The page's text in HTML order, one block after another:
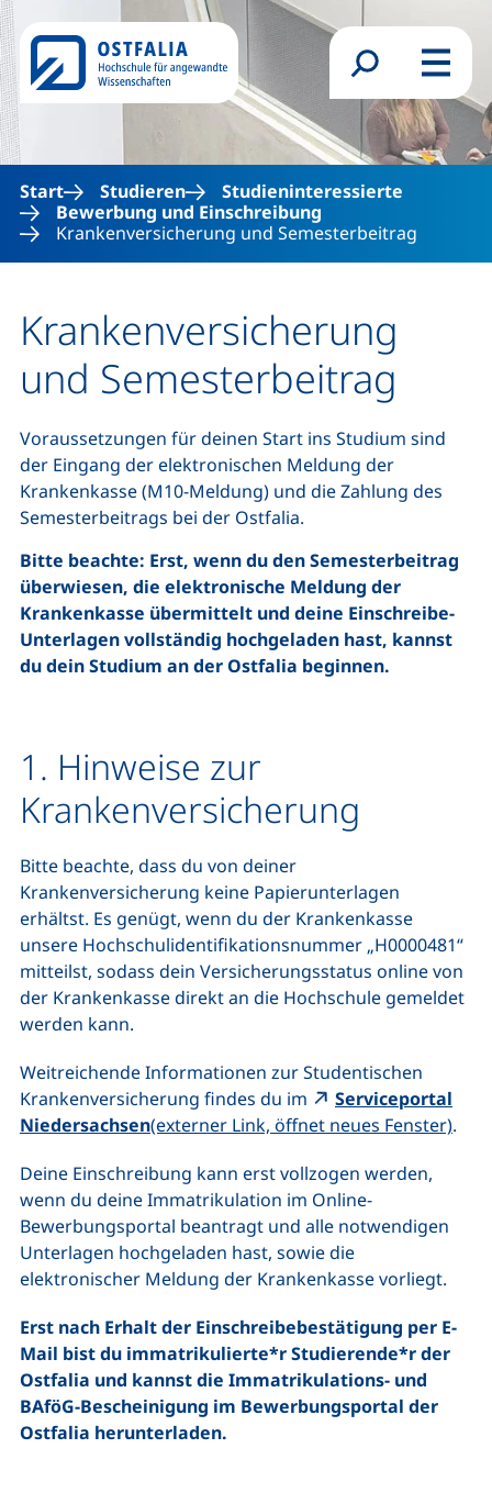
Direkt zum Inhalt
Suchformular
Menü
Start Studieren
Studieninteressierte
Bewerbung und Einschreibung
Krankenversicherung und Semesterbeitrag
Krankenversicherung
und Semesterbeitrag
Voraussetzungen für deinen Start ins Studium sind
der Eingang der elektronischen Meldung der
Krankenkasse (M10-Meldung) und die Zahlung des
Semesterbeitrags bei der Ostfalia.
Bitte beachte: Erst, wenn du den Semesterbeitrag
überwiesen, die elektronische Meldung der
Krankenkasse übermittelt und deine Einschreibe-
Unterlagen vollständig hochgeladen hast, kannst
du dein Studium an der Ostfalia beginnen.
1. Hinweise zur
Krankenversicherung
Bitte beachte, dass du von deiner
Krankenversicherung keine Papierunterlagen
erhältst. Es genügt, wenn du der Krankenkasse
unsere Hochschulidentifikationsnummer „H0000481“
mitteilst, sodass dein Versicherungsstatus online von
der Krankenkasse direkt an die Hochschule gemeldet
werden kann.
Weitreichende Informationen zur Studentischen
Krankenversicherung findes du im
Serviceportal
Niedersachsen(externer Link, öffnet neues Fenster).
Deine Einschreibung kann erst vollzogen werden,
wenn du deine Immatrikulation im Online-
Bewerbungsportal beantragt und alle notwendigen
Unterlagen hochgeladen hast, sowie die
elektronischer Meldung der Krankenkasse vorliegt.
Erst nach Erhalt der Einschreibebestätigung per E-
Mail bist du immatrikulierte*r Studierende*r der
Ostfalia und kannst die Immatrikulations- und
BAföG-Bescheinigung im Bewerbungsportal der
Ostfalia herunterladen.